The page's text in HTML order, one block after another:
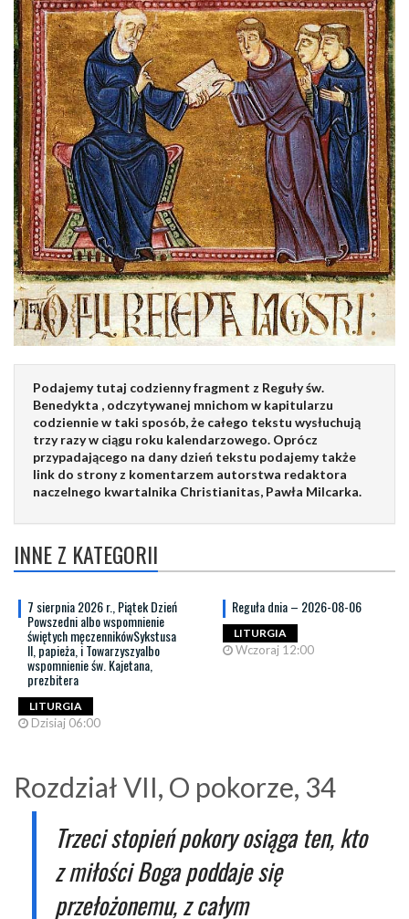
Podajemy tutaj codzienny fragment z Reguły św.
Benedykta , odczytywanej mnichom w kapitularzu
codziennie w taki sposób, że całego tekstu wysłuchują
trzy razy w ciągu roku kalendarzowego. Oprócz
przypadającego na dany dzień tekstu podajemy także
link do strony z komentarzem autorstwa redaktora
naczelnego kwartalnika Christianitas, Pawła Milcarka.
INNE Z KATEGORII
7 sierpnia 2026 r., Piątek Dzień
Powszedni albo wspomnienie
świętych męczennikówSykstusa
II, papieża, i Towarzyszyalbo
wspomnienie św. Kajetana,
prezbitera
LITURGIA
Dzisiaj 06:00
Reguła dnia – 2026-08-06
LITURGIA
Wczoraj 12:00
Rozdział VII, O pokorze, 34
Trzeci stopień pokory osiąga ten, kto
z miłości Boga poddaje się
przełożonemu, z całym